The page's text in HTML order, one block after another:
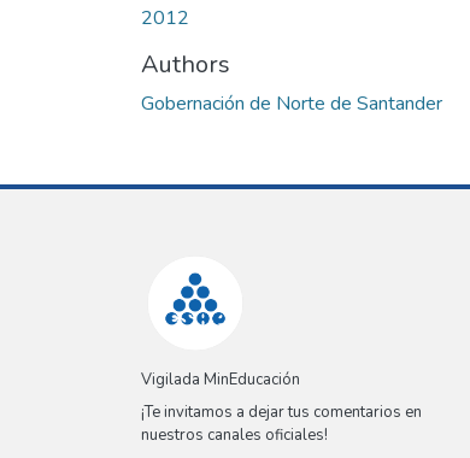
2012
Authors
Gobernación de Norte de Santander
Vigilada MinEducación
¡Te invitamos a dejar tus comentarios en
nuestros canales oficiales!